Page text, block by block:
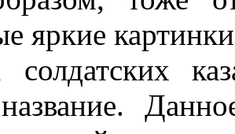
яркие
солдатских